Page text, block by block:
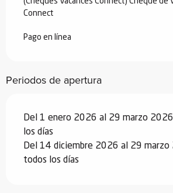
Connect
Pago en línea
Periodos de apertura
Del 1 enero 2026 al 29 marzo
los días
Del 14 diciembre 2026 al 29
todos los días